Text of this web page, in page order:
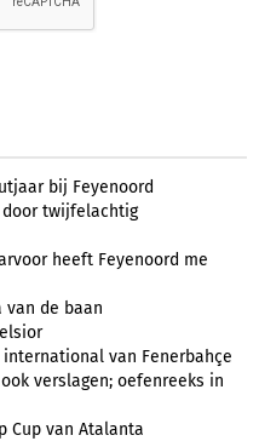
bij Feyenoord
door twijfelachtig
heeft Feyenoord me
van de baan
van Fenerbahçe
verslagen; oefenreeks in
Cup van Atalanta